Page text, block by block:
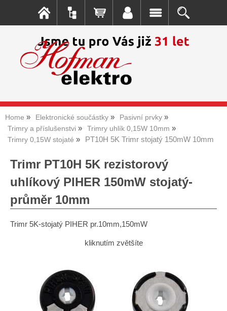
Home Elektronické součástky
Pasivní prvky
Trimry a příslušenstvi
Trimry uhlík 0,15W 10mm
Trimry 0,15W stojaté
PT10H 5K Trimr stojatý 150mW 10mm
Trimr PT10H 5K rezistorový
uhlíkový PIHER 150mW stojatý-
průměr 10mm
Trimr 5K-stojatý PIHER pr.10mm,150mW
kliknutím zvětšíte